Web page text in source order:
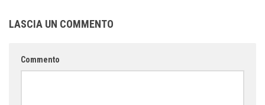
LASCIA UN COMMENTO
Commento